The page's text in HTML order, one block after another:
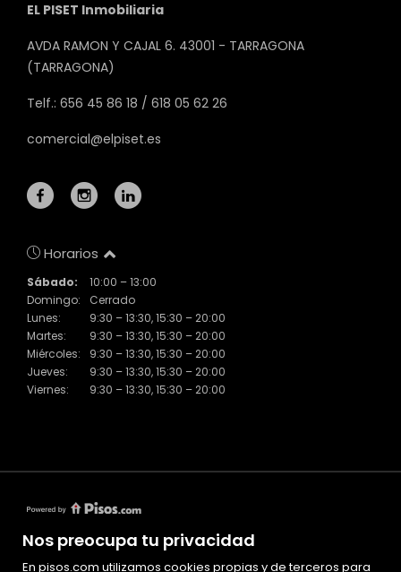
Nos preocupa tu privacidad
En pisos.com utilizamos cookies propias y de terceros para
EL PISET Inmobiliaria
AVDA RAMON Y CAJAL 6. 43001 - TARRAGONA
(TARRAGONA)
Telf.: 656 45 86 18 / 618 05 62 26
comercial@elpiset.es
Horarios
Sábado:
10:00 – 13:00
Domingo:
Cerrado
Lunes:
9:30 – 13:30, 15:30 – 20:00
Martes:
9:30 – 13:30, 15:30 – 20:00
Miércoles:
9:30 – 13:30, 15:30 – 20:00
Jueves:
9:30 – 13:30, 15:30 – 20:00
Viernes:
9:30 – 13:30, 15:30 – 20:00